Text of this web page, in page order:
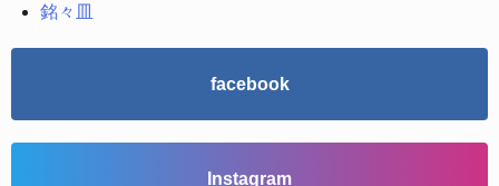
銘々皿
facebook
Instagram